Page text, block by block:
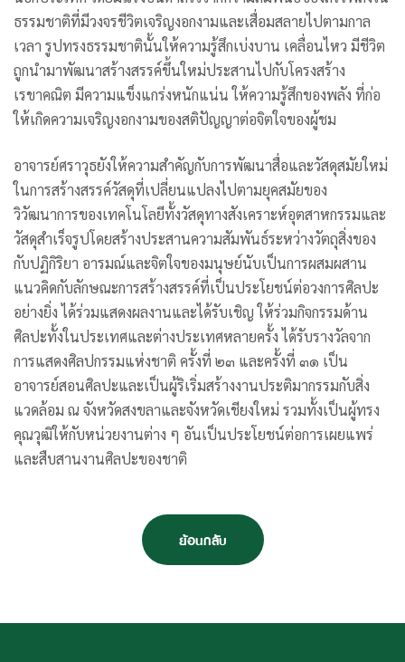
ธรรมชาติที่มีวงจรชีวิตเจริญงอกงามและเสื่อมสลายไปตามกาล
เวลา รูปทรงธรรมชาตินั้นให้ความรู้สึกเบ่งบาน เคลื่อนไหว มีชีวิต
ถูกนำมาพัฒนาสร้างสรรค์ขึ้นใหม่ประสานไปกับโครงสร้าง
เรขาคณิต มีความแข็งแกร่งหนักแน่น ให้ความรู้สึกของพลัง ที่ก่อ
ให้เกิดความเจริญงอกงามของสติปัญญาต่อจิตใจของผู้ชม
อาจารย์ศราวุธยังให้ความสำคัญกับการพัฒนาสื่อและวัสดุสมัยใหม่
ในการสร้างสรรค์วัสดุที่เปลี่ยนแปลงไปตามยุคสมัยของ
วิวัฒนาการของเทคโนโลยีทั้งวัสดุทางสังเคราะห์อุตสาหกรรมและ
วัสดุสำเร็จรูปโดยสร้างประสานความสัมพันธ์ระหว่างวัตถุสิ่งของ
กับปฏิกิริยา อารมณ์และจิตใจของมนุษย์นับเป็นการผสมผสาน
แนวคิดกับลักษณะการสร้างสรรค์ที่เป็นประโยชน์ต่อวงการศิลปะ
อย่างยิ่ง ได้ร่วมแสดงผลงานและได้รับเชิญ ให้ร่วมกิจกรรมด้าน
ศิลปะทั้งในประเทศและต่างประเทศหลายครั้ง ได้รับรางวัลจาก
การแสดงศิลปกรรมแห่งชาติ ครั้งที่ ๒๓ และครั้งที่ ๓๑ เป็น
อาจารย์สอนศิลปะและเป็นผู้ริเริ่มสร้างงานประติมากรรมกับสิ่ง
แวดล้อม ณ จังหวัดสงขลาและจังหวัดเชียงใหม่ รวมทั้งเป็นผู้ทรง
คุณวุฒิให้กับหน่วยงานต่าง ๆ อันเป็นประโยชน์ต่อการเผยแพร่
และสืบสานงานศิลปะของชาติ
ย้อนกลับ